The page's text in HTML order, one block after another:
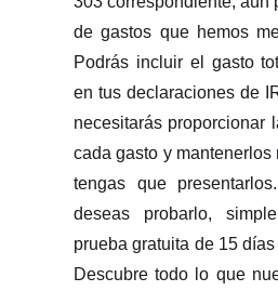
de gastos que hemos
Podrás incluir el gasto
en tus declaraciones de
necesitarás proporcionar
cada gasto y
tengas que
deseas probarlo,
prueba gratuita de 15
Descubre todo lo que